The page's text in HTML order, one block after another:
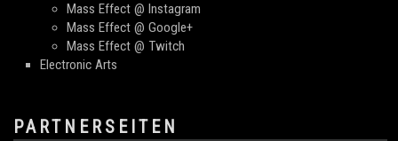
Mass Effect @ Instagram
Mass Effect @ Google+
Mass Effect @ Twitch
Electronic Arts
PARTNERSEITEN